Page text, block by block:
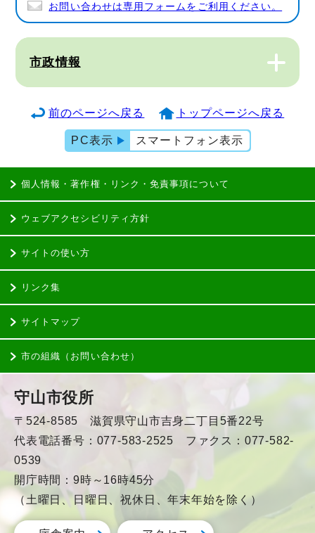
お問い合わせは専用フォームをご利用ください。
市政情報
前のページへ戻る トップページへ戻る
PC表示 スマートフォン表示
個人情報・著作権・リンク・免責事項について
ウェブアクセシビリティ方針
サイトの使い方
リンク集
サイトマップ
市の組織（お問い合わせ）
守山市役所
〒524-8585 滋賀県守山市吉身二丁目5番22号
代表電話番号：077-583-2525 ファクス：077-582-
0539
開庁時間：9時～16時45分
（土曜日、日曜日、祝休日、年末年始を除く）